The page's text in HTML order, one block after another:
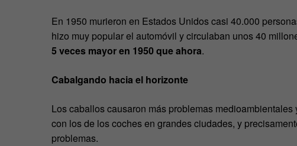
En 1950 murieron en Estados Unidos casi 40.000
hizo muy popular el automóvil y circulaban unos 40
5 veces mayor en 1950 que ahora.
Cabalgando hacia el horizonte
Los caballos causaron más problemas
con los de los coches en grandes ciudades, y
problemas.